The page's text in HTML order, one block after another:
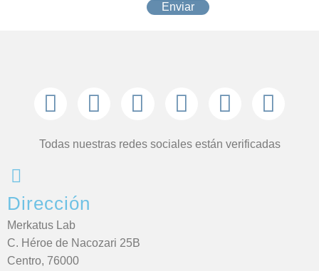
Enviar
Todas nuestras redes sociales están verificadas
Dirección
Merkatus Lab
C. Héroe de Nacozari 25B
Centro, 76000